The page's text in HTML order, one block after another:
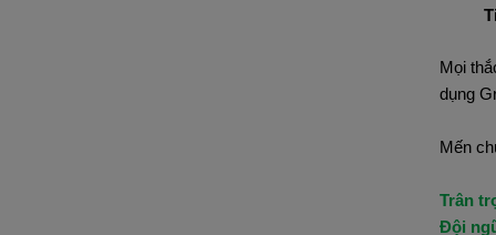
Mọi
dụng
Mến
Trân
Đội